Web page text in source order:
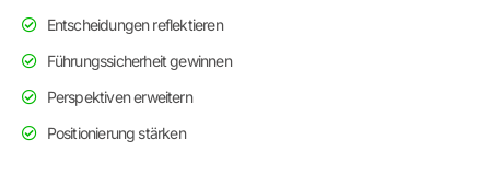
Entscheidungen reflektieren
Führungssicherheit gewinnen
Perspektiven erweitern
Positionierung stärken